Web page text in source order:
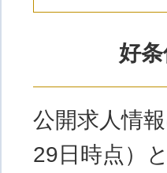
好
公開求人情
29日時点）